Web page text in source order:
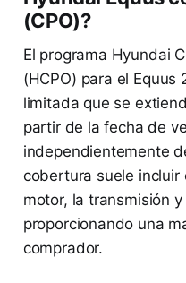
(CPO)?
El programa Hyundai
(HCPO) para el Equus
limitada que se
partir de la fecha de
independientemente
cobertura suele incluir
motor, la transmisión
proporcionando una
comprador.